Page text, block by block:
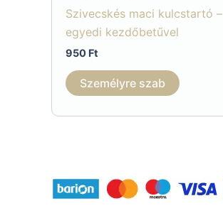
Szivecskés maci kulcstartó –
egyedi kezdőbetűvel
950 Ft
Személyre szab